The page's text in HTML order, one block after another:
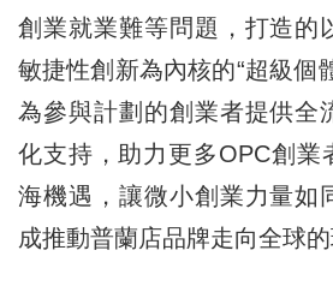
創業就業難等問題，打造的
敏捷性創新為內核的“超級個
為參與計劃的創業者提供全
化支持，助力更多OPC創業
海機遇，讓微小創業力量如
成推動普蘭店品牌走向全球的